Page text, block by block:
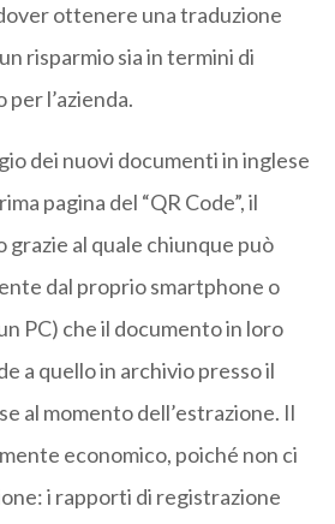
ottenere una traduzione
risparmio sia in termini di
l’azienda.
dei nuovi documenti in inglese
pagina del “QR Code”, il
al quale chiunque può
dal proprio smartphone o
PC) che il documento in loro
a quello in archivio presso il
al momento dell’estrazione. Il
economico, poiché non ci
i rapporti di registrazione